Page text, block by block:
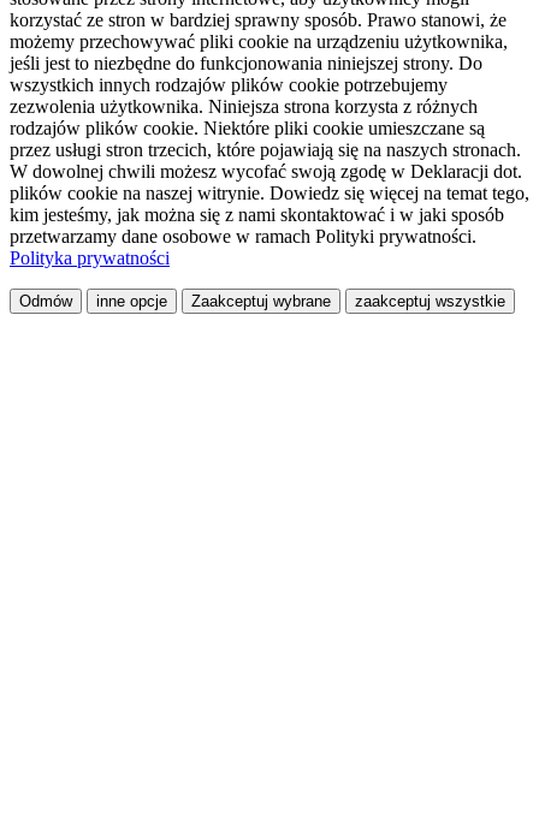
korzystać ze stron w bardziej sprawny sposób. Prawo stanowi, że
możemy przechowywać pliki cookie na urządzeniu użytkownika,
jeśli jest to niezbędne do funkcjonowania niniejszej strony. Do
wszystkich innych rodzajów plików cookie potrzebujemy
zezwolenia użytkownika. Niniejsza strona korzysta z różnych
rodzajów plików cookie. Niektóre pliki cookie umieszczane są
przez usługi stron trzecich, które pojawiają się na naszych stronach.
W dowolnej chwili możesz wycofać swoją zgodę w Deklaracji dot.
plików cookie na naszej witrynie. Dowiedz się więcej na temat tego,
kim jesteśmy, jak można się z nami skontaktować i w jaki sposób
przetwarzamy dane osobowe w ramach Polityki prywatności.
Polityka prywatności
Odmów inne opcje Zaakceptuj wybrane zaakceptuj wszystkie